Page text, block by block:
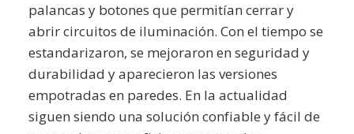
palancas y botones que permitían cerrar y
abrir circuitos de iluminación. Con el tiempo se
estandarizaron, se mejoraron en seguridad y
durabilidad y aparecieron las versiones
empotradas en paredes. En la actualidad
siguen siendo una solución confiable y fácil de